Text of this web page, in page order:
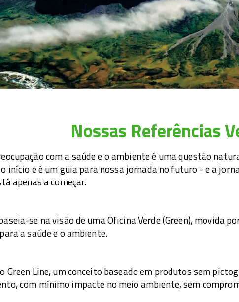
Nossas Referências
com a saúde e o ambiente é uma questão
início e é um guia para nossa jornada no futuro - e a
apenas a começar.
se na visão de uma Oficina Verde (Green), movida
a saúde e o ambiente.
Green Line, um conceito baseado em produtos sem
com mínimo impacte no meio ambiente, sem